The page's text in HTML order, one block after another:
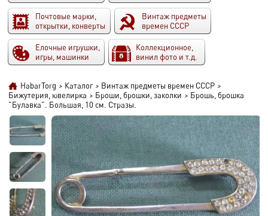
Почтовые марки,
открытки, конверты
Винтаж предметы
времен СССР
Елочные игрушки,
игры, машинки
Коллекционное,
винил фото и т.д.
HabarTorg > Каталог > Винтаж предметы времен СССР >
Бижутерия, ювелирка > Броши, брошки, заколки > Брошь, брошка
"Булавка". Большая, 10 см. Стразы.